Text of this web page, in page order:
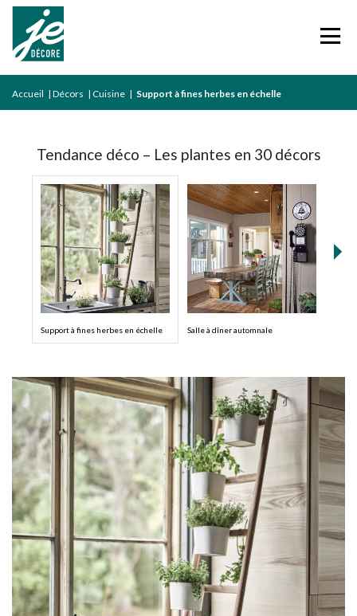
Accueil | Décors | Cuisine | Support à fines herbes en échelle
Tendance déco – Les plantes en 30 décors
Support à fines herbes en échelle Salle à dîner automnale